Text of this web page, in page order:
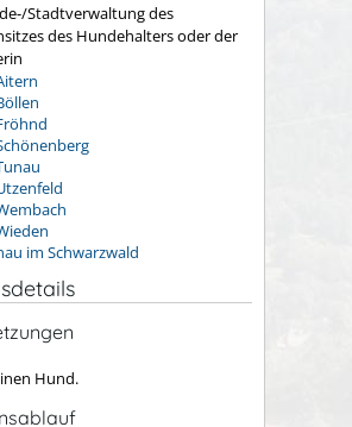
Stadtverwaltung des
des Hundehalters oder der
im Schwarzwald
Hund.